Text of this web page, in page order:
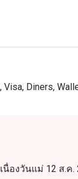
คือวิธีที่ชาญฉล
Diners,
องวันแม่ 12 ส.ค